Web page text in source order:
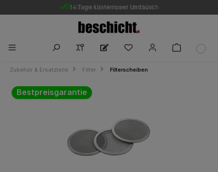
Gratis DE-Versand ab 250 €
14 Tage kostenloser Umtausch
Zubehör & Ersatzteile Filter Filterscheiben
Bildergalerie überspringen
Bestpreisgarantie